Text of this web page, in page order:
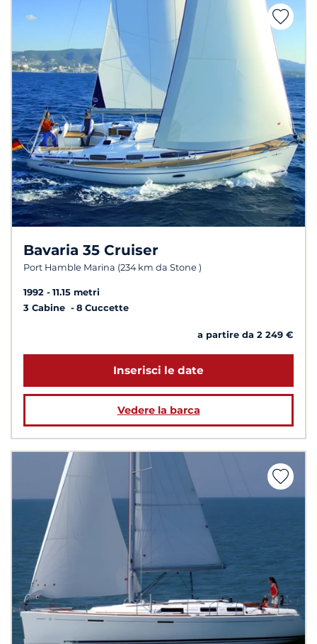
Bavaria 35 Cruiser
Port Hamble Marina (234 km da Stone )
1992
11.15 metri
3 Cabine
8 Cuccette
a partire da 2 249 €
Inserisci le date
Vedere la barca